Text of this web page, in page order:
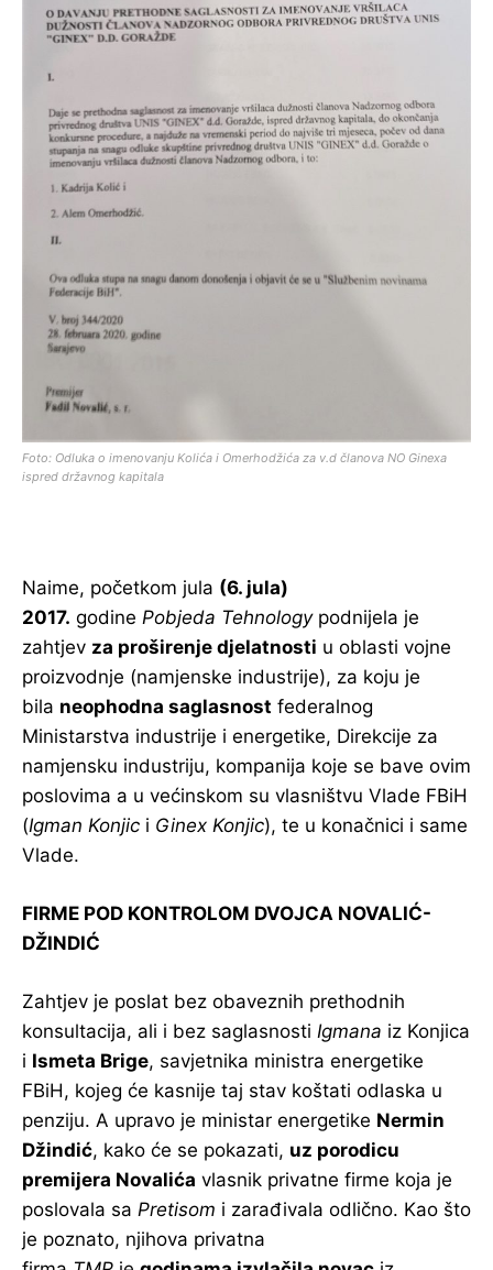
Foto: Odluka o imenovanju Kolića i Omerhodžića za v.d članova NO Ginexa
ispred državnog kapitala
Naime, početkom jula (6. jula)
2017. godine Pobjeda Tehnologypodnijela je
zahtjev za proširenje djelatnosti u oblasti vojne
proizvodnje (namjenske industrije), za koju je
bila neophodna saglasnost federalnog
Ministarstva industrije i energetike, Direkcije za
namjensku industriju, kompanija koje se bave ovim
poslovima a u većinskom su vlasništvu Vlade FBiH
(Igman Konjic i Ginex Konjic), te u konačnici i same
Vlade.
FIRME POD KONTROLOM DVOJCA NOVALIĆ-
DŽINDIĆ
Zahtjev je poslat bez obaveznih prethodnih
konsultacija, ali i bez saglasnosti Igmana iz Konjica
i Ismeta Brige, savjetnika ministra energetike
FBiH, kojeg će kasnije taj stav koštati odlaska u
penziju. A upravo je ministar energetike Nermin
Džindić, kako će se pokazati, uz porodicu
premijera Novalića vlasnik privatne firme koja je
poslovala sa Pretisom i zarađivala odlično. Kao što
je poznato, njihova privatna